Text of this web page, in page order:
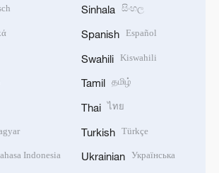
Indonesia
Sinhala සිංහල
Spanish Español
Swahili Kiswahili
Tamil தமிழ்
Thai ไทย
Turkish Türkçe
Ukrainian Українська